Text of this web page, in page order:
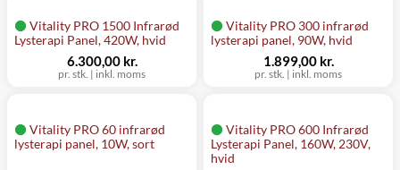
Vitality PRO 1500 Infrarød
Lysterapi Panel, 420W, hvid
pr. stk. | inkl. moms
6.300,00 kr.
Vitality PRO 300 infrarød
lysterapi panel, 90W, hvid
pr. stk. | inkl. moms
1.899,00 kr.
Vitality PRO 60 infrarød
lysterapi panel, 10W, sort
Vitality PRO 600 Infrarød
Lysterapi Panel, 160W, 230V,
hvid